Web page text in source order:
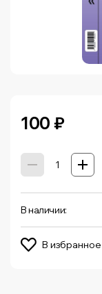
100 ₽
В наличии:
В избранное